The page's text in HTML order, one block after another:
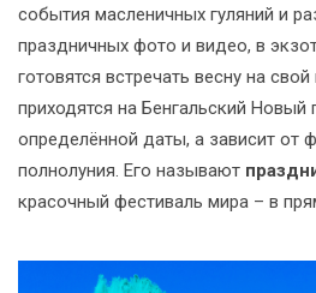
события масленичных гуляний и
праздничных фото и видео, в
готовятся встречать весну на
приходятся на Бенгальский Новый
определённой даты, а зависит от
полнолуния. Его называют
красочный фестиваль мира – в